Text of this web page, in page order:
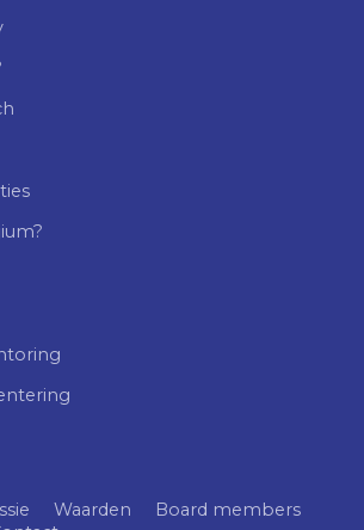
Waarden
Board members